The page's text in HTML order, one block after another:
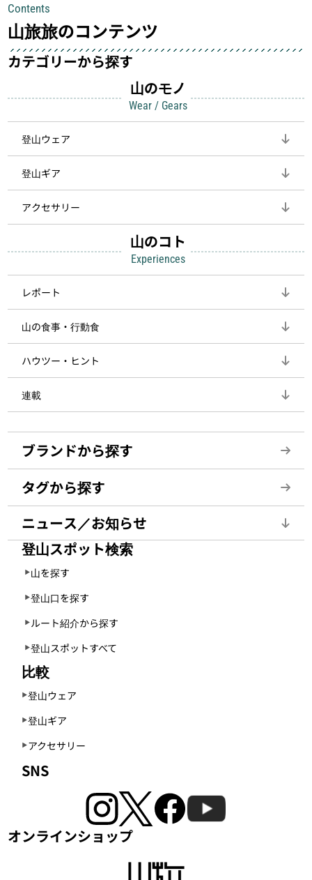
して安全にしてくれます
Contents
山旅旅のコンテンツ
カテゴリーから探す
山のモノ
Wear / Gears
登山ウェア
登山ギア
アクセサリー
山のコト
Experiences
レポート
山の食事・行動食
ハウツー・ヒント
連載
ブランドから探す
タグから探す
ニュース／お知らせ
登山スポット検索
山を探す
登山口を探す
ルート紹介から探す
登山スポットすべて
比較
登山ウェア
登山ギア
アクセサリー
SNS
オンラインショップ